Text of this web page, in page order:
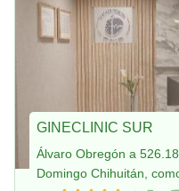
GINECLINIC SUR
Álvaro Obregón a
Domingo Chihuitán,